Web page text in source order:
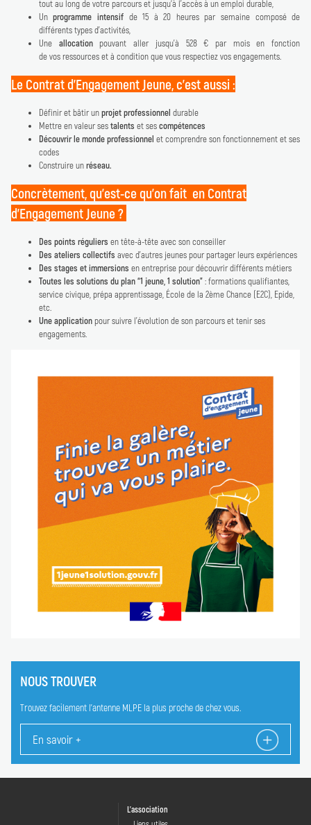
tout au long de votre parcours et jusqu‘à l'accès à un emploi durable,
Unprogramme intensifde 15 à 20 heures par semaine composé de
différents types d'activités,
Une allocationpouvant aller jusqu’à 528 € par mois en fonction
de vos ressources et à condition que vous respectiez vos engagements.
Le Contrat d’Engagement Jeune, c’est aussi :
Définir et bâtir unprojet professionnel durable
Mettre en valeur sestalents et sescompétences
Découvrir le monde professionnel et comprendre son fonctionnement et ses
codes
Construire unréseau.
Concrètement, qu’est-ce qu’on fait en Contrat
d’Engagement Jeune ?
Des points réguliers en tête-à-tête avec son conseiller
Des ateliers collectifs avec d’autres jeunes pour partager leurs expériences
Des stages et immersions en entreprise pour découvrir différents métiers
Toutes les solutions du plan “1 jeune, 1 solution”: formations qualifiantes,
service civique, prépa apprentissage, École de la 2ème Chance (E2C), Epide,
etc.
Une applicationpour suivre l’évolution de son parcours et tenir ses
engagements.
NOUS TROUVER
Trouvez facilement l'antenne MLPE la plus proche de chez vous.
En savoir +
L'association